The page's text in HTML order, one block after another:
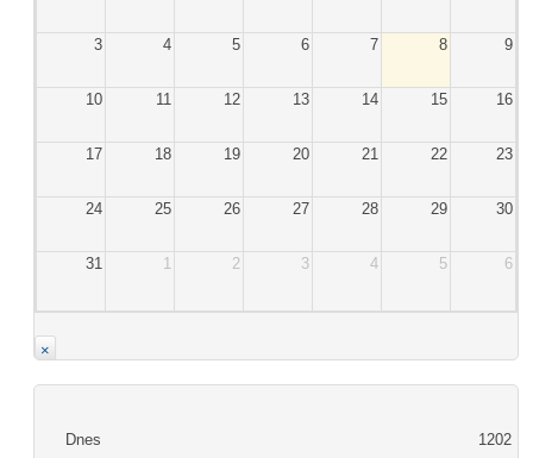
3 4 5 6 7 8 9
10 11 12 13 14 15 16
17 18 19 20 21 22 23
24 25 26 27 28 29 30
31 1 2 3 4 5 6
×
Dnes
1202